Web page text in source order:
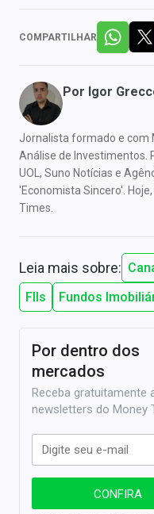
COMPARTILHAR
Por Igor
Jornalista formado e com
Análise de Investimentos.
UOL, Suno Notícias e
'Economista Sincero'.
Times.
Leia mais sobre:
FIIs
Fundos
Por dentro dos
mercados
Receba gratuitamente
newsletters do Money